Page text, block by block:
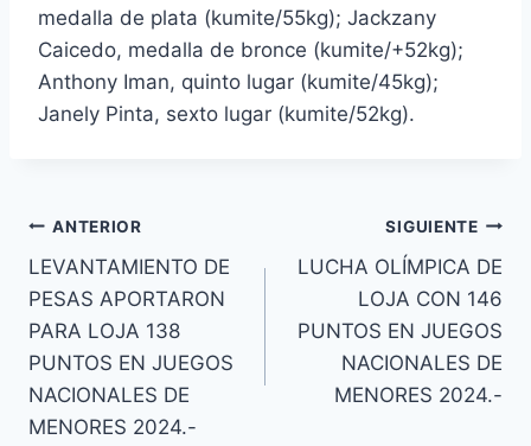
medalla de plata (kumite/55kg); Jackzany
Caicedo, medalla de bronce (kumite/+52kg);
Anthony Iman, quinto lugar (kumite/45kg);
Janely Pinta, sexto lugar (kumite/52kg).
ANTERIOR
LEVANTAMIENTO DE
PESAS APORTARON
PARA LOJA 138
PUNTOS EN JUEGOS
NACIONALES DE
MENORES 2024.-
SIGUIENTE
LUCHA OLÍMPICA DE
LOJA CON 146
PUNTOS EN JUEGOS
NACIONALES DE
MENORES 2024.-